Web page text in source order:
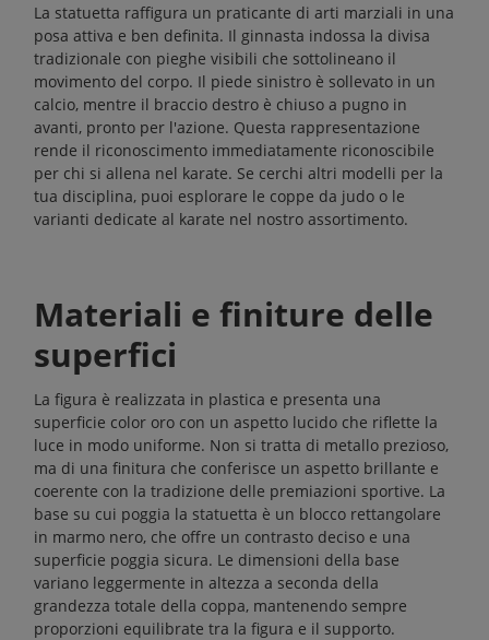
La statuetta raffigura un praticante di arti marziali in una
posa attiva e ben definita. Il ginnasta indossa la divisa
tradizionale con pieghe visibili che sottolineano il
movimento del corpo. Il piede sinistro è sollevato in un
calcio, mentre il braccio destro è chiuso a pugno in
avanti, pronto per l'azione. Questa rappresentazione
rende il riconoscimento immediatamente riconoscibile
per chi si allena nel karate. Se cerchi altri modelli per la
tua disciplina, puoi esplorare le coppe da judo o le
varianti dedicate al karate nel nostro assortimento.
Materiali e finiture delle
superfici
La figura è realizzata in plastica e presenta una
superficie color oro con un aspetto lucido che riflette la
luce in modo uniforme. Non si tratta di metallo prezioso,
ma di una finitura che conferisce un aspetto brillante e
coerente con la tradizione delle premiazioni sportive. La
base su cui poggia la statuetta è un blocco rettangolare
in marmo nero, che offre un contrasto deciso e una
superficie poggia sicura. Le dimensioni della base
variano leggermente in altezza a seconda della
grandezza totale della coppa, mantenendo sempre
proporzioni equilibrate tra la figura e il supporto.